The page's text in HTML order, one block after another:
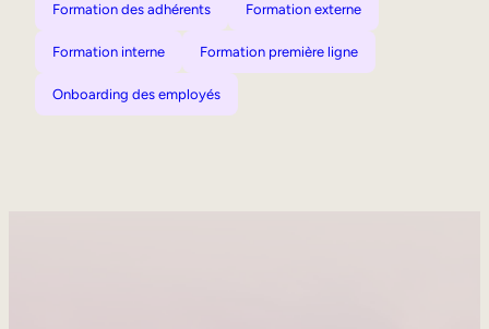
Formation des adhérents Formation externe
Formation interne Formation première ligne
Onboarding des employés